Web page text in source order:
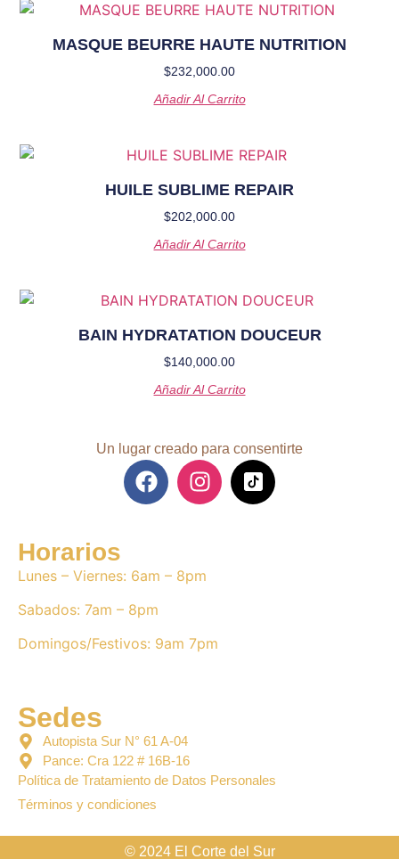
MASQUE BEURRE HAUTE NUTRITION
$232,000.00
Añadir Al Carrito
HUILE SUBLIME REPAIR
$202,000.00
Añadir Al Carrito
BAIN HYDRATATION DOUCEUR
$140,000.00
Añadir Al Carrito
Un lugar creado para consentirte
Horarios
Lunes – Viernes: 6am – 8pm
Sabados: 7am – 8pm
Domingos/Festivos: 9am 7pm
Sedes
Autopista Sur N° 61 A-04
Pance: Cra 122 # 16B-16
Política de Tratamiento de Datos Personales
Términos y condiciones
© 2024 El Corte del Sur